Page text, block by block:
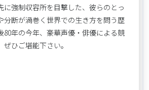
に強制収容所を目撃した、彼らのとっ
分断が渦巻く世界での生き方を問う歴
80年の今年、豪華声優・俳優による競
ひご堪能下さい。